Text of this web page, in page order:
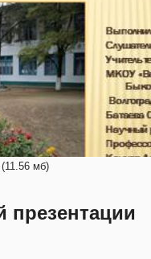
(11.56 мб)
презентации